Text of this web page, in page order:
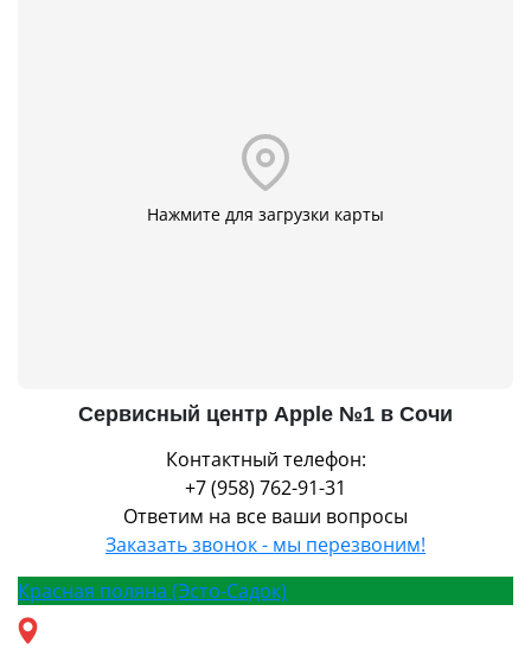
Нажмите для загрузки карты
Сервисный центр Apple №1 в Сочи
Контактный телефон:
+7 (958) 762-91-31
Ответим на все ваши вопросы
Заказать звонок - мы перезвоним!
Красная поляна (Эсто-Садок)